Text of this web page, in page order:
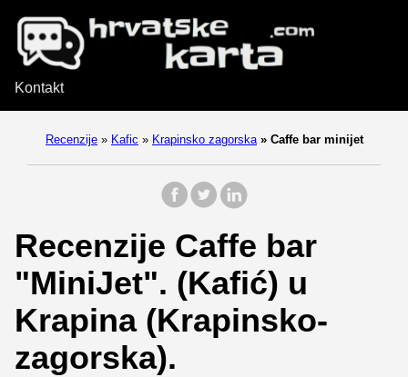
Kontakt
Recenzije » Kafic » Krapinsko zagorska » Caffe bar minijet
Recenzije Caffe bar
"MiniJet". (Kafić) u
Krapina (Krapinsko-
zagorska).